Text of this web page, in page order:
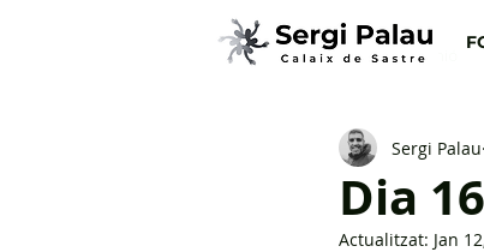
Totes les entrades Opinió
Dia
Sergi Palau
Actualitzat: Jan